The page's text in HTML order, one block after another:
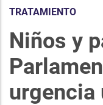
TRATAMIENTO
Niños y
urgencia